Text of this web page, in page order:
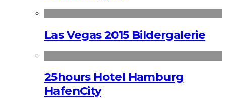
Las Vegas 2015 Bildergalerie
25hours Hotel Hamburg
HafenCity